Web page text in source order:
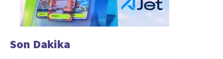
Son Dakika